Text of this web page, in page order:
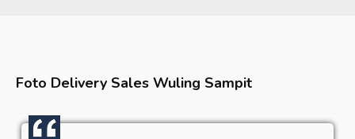
Foto Delivery Sales Wuling Sampit